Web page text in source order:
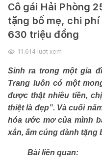
Cô gái Hải Phòng
tặng bố mẹ, chi
630 triệu đồng
11.614 lượt xem
Sinh ra trong một gia
Trang luôn có một
được thật nhiều tiền,
thiệt là đẹp”. Và cuối
hóa ước mơ của mình
xắn, ấm cúng dành tặng
Bài liên quan: